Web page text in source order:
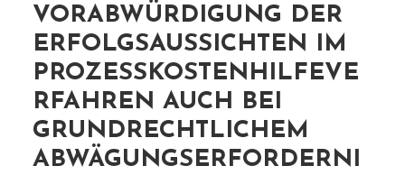
VORABWÜRDIGUNG DER
ERFOLGSAUSSICHTEN IM
PROZESSKOSTENHILFEVE
RFAHREN AUCH BEI
GRUNDRECHTLICHEM
ABWÄGUNGSERFORDERNI